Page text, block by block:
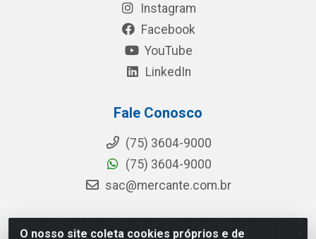
O nosso site coleta cookies próprios e de
Instagram
Facebook
YouTube
LinkedIn
Fale Conosco
(75) 3604-9000
(75) 3604-9000
sac@mercante.com.br